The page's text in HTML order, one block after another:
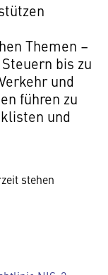
Themen –
bis zu
und
führen zu
und
stehen